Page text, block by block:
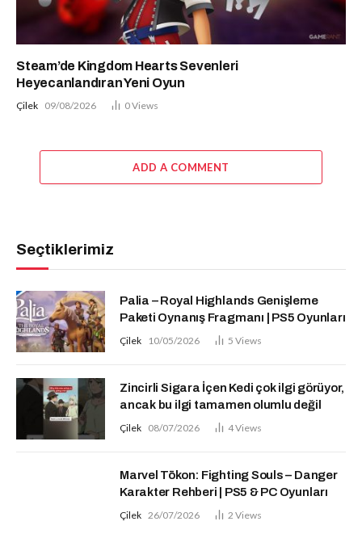
Steam’de Kingdom Hearts Sevenleri
Heyecanlandıran Yeni Oyun
Çilek 09/08/2026 0Views
ADD A COMMENT
Seçtiklerimiz
Palia – Royal Highlands Genişleme
Paketi Oynanış Fragmanı | PS5 Oyunları
Çilek 10/05/2026 5 Views
Zincirli Sigara İçen Kedi çok ilgi görüyor,
ancak bu ilgi tamamen olumlu değil
Çilek 08/07/2026 4Views
Marvel Tōkon: Fighting Souls – Danger
Karakter Rehberi | PS5 & PC Oyunları
Çilek 26/07/2026 2 Views